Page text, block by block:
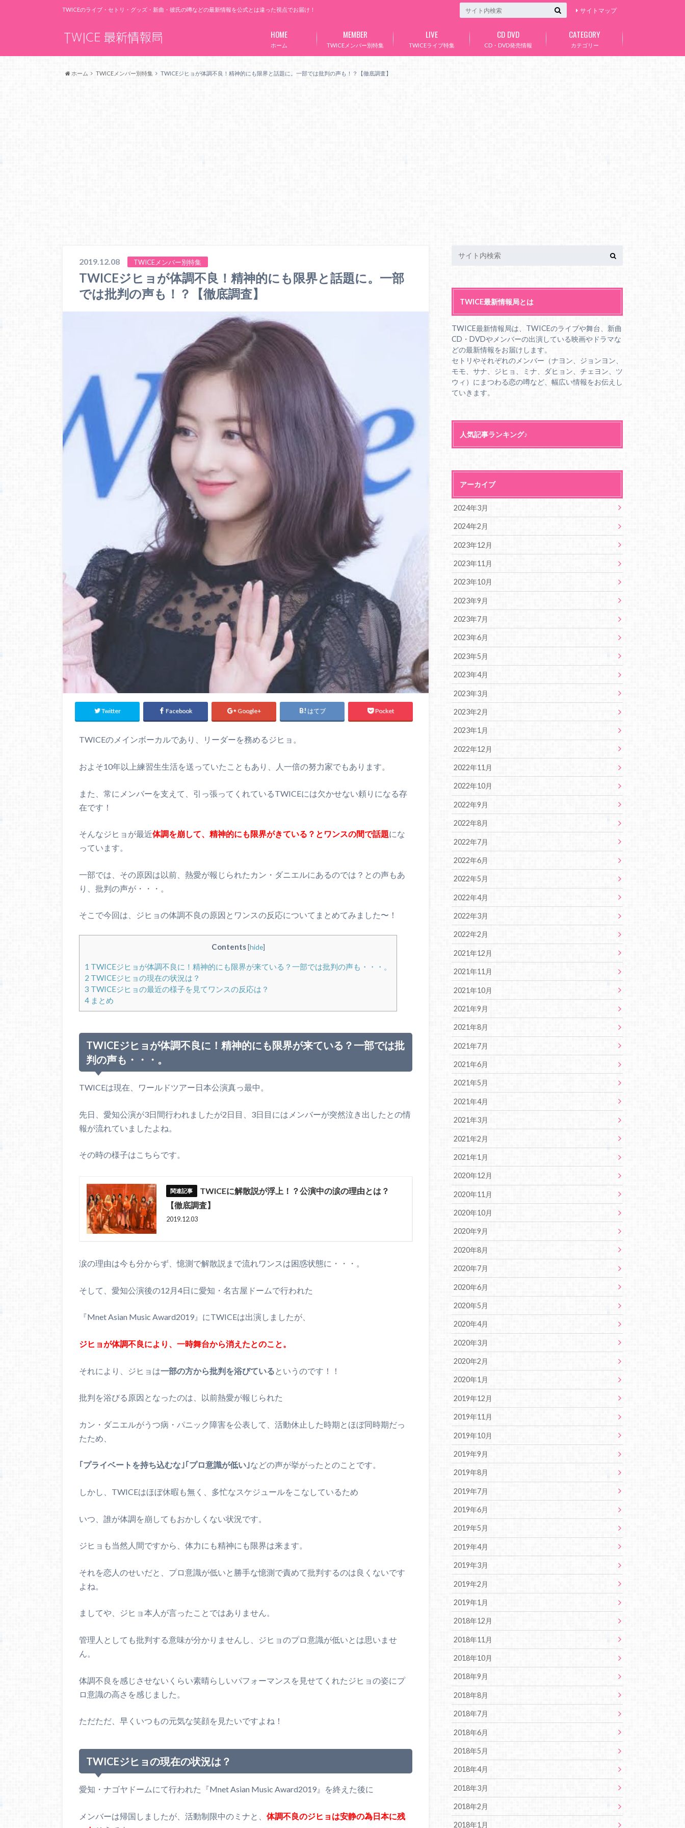
TWICEのライブ・セトリ・グッズ・新曲・彼氏の噂などの最新情報を公式とは違った視点でお届け！ サイトマップ
ホーム
HOME
TWICEメンバー別特集
MEMBER
TWICEライブ特集
LIVE
CD・DVD発売情報
CD DVD
カテゴリー
CATEGORY
ホーム TWICEメンバー別特集 TWICEジヒョが体調不良！精神的にも限界と話題に。一部では批判の声も！？【徹底調査】
2019.12.08 TWICEメンバー別特集
TWICEジヒョが体調不良！精神的にも限界と話題に。一部
では批判の声も！？【徹底調査】
Twitter Facebook Google+ はてブ Pocket
TWICEのメインボーカルであり、リーダーを務めるジヒョ。
およそ10年以上練習生生活を送っていたこともあり、人一倍の努力家でもあります。
また、常にメンバーを支えて、引っ張ってくれているTWICEには欠かせない頼りになる存
在です！
そんなジヒョが最近体調を崩して、精神的にも限界がきている？とワンスの間で話題にな
っています。
一部では、その原因は以前、熱愛が報じられたカン・ダニエルにあるのでは？との声もあ
り、批判の声が・・・。
そこで今回は、ジヒョの体調不良の原因とワンスの反応についてまとめてみました〜！
Contents [hide]
1 TWICEジヒョが体調不良に！精神的にも限界が来ている？一部では批判の声も・・・。
2 TWICEジヒョの現在の状況は？
3 TWICEジヒョの最近の様子を見てワンスの反応は？
4 まとめ
TWICEジヒョが体調不良に！精神的にも限界が来ている？一部では批
判の声も・・・。
TWICEは現在、ワールドツアー日本公演真っ最中。
先日、愛知公演が3日間行われましたが2日目、3日目にはメンバーが突然泣き出したとの情
報が流れていましたよね。
その時の様子はこちらです。
TWICEに解散説が浮上！？公演中の涙の理由とは？
【徹底調査】
2019.12.03
涙の理由は今も分からず、憶測で解散説まで流れワンスは困惑状態に・・・。
そして、愛知公演後の12月4日に愛知・名古屋ドームで行われた
『Mnet Asian Music Award2019』にTWICEは出演しましたが、
ジヒョが体調不良により、一時舞台から消えたとのこと。
それにより、ジヒョは一部の方から批判を浴びている というのです！！
批判を浴びる原因となったのは、以前熱愛が報じられた
カン・ダニエルがうつ病・パニック障害を公表して、活動休止した時期とほぼ同時期だっ
たため、
｢プライベートを持ち込むな｣｢プロ意識が低い｣などの声が挙がったとのことです。
しかし、TWICEはほぼ休暇も無く、多忙なスケジュールをこなしているため
いつ、誰が体調を崩してもおかしくない状況です。
ジヒョも当然人間ですから、体力にも精神にも限界は来ます。
それを恋人のせいだと、プロ意識が低いと勝手な憶測で責めて批判するのは良くないです
よね。
ましてや、ジヒョ本人が言ったことではありません。
管理人としても批判する意味が分かりませんし、ジヒョのプロ意識が低いとは思いませ
ん。
体調不良を感じさせないくらい素晴らしいパフォーマンスを見せてくれたジヒョの姿にプ
ロ意識の高さを感じました。
ただただ、早くいつもの元気な笑顔を見たいですよね！
TWICEジヒョの現在の状況は？
愛知・ナゴヤドームにて行われた『Mnet Asian Music Award2019』を終えた後に
メンバーは帰国しましたが、活動制限中のミナと、 体調不良のジヒョは安静の為日本に残
TWICE最新情報局とは
TWICE最新情報局は、TWICEのライブや舞台、新曲
CD・DVDやメンバーの出演している映画やドラマな
どの最新情報をお届けします。
セトリやそれぞれのメンバー（ナヨン、ジョンヨン、
モモ、サナ、ジヒョ、ミナ、ダヒョン、チェヨン、ツ
ウィ）にまつわる恋の噂など、幅広い情報をお伝えし
ていきます。
人気記事ランキング♪
アーカイブ
2024年3月
2024年2月
2023年12月
2023年11月
2023年10月
2023年9月
2023年7月
2023年6月
2023年5月
2023年4月
2023年3月
2023年2月
2023年1月
2022年12月
2022年11月
2022年10月
2022年9月
2022年8月
2022年7月
2022年6月
2022年5月
2022年4月
2022年3月
2022年2月
2021年12月
2021年11月
2021年10月
2021年9月
2021年8月
2021年7月
2021年6月
2021年5月
2021年4月
2021年3月
2021年2月
2021年1月
2020年12月
2020年11月
2020年10月
2020年9月
2020年8月
2020年7月
2020年6月
2020年5月
2020年4月
2020年3月
2020年2月
2020年1月
2019年12月
2019年11月
2019年10月
2019年9月
2019年8月
2019年7月
2019年6月
2019年5月
2019年4月
2019年3月
2019年2月
2019年1月
2018年12月
2018年11月
2018年10月
2018年9月
2018年8月
2018年7月
2018年6月
2018年5月
2018年4月
2018年3月
2018年2月
2018年1月